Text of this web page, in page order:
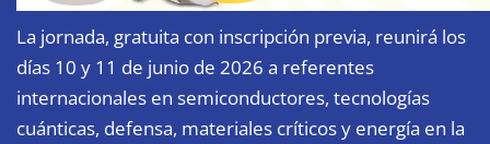
La jornada, gratuita con inscripción previa, reunirá los
días 10 y 11 de junio de 2026 a referentes
internacionales en semiconductores, tecnologías
cuánticas, defensa, materiales críticos y energía en la